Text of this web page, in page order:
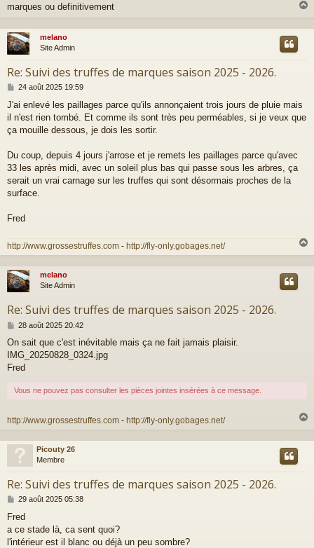
marques ou definitivement
u
melano
Site Admin
Re: Suivi des truffes de marques saison 2025 - 2026.
M
s
s
a
24 août 2025 19:59
J'ai enlevé les paillages parce qu'ils annonçaient trois jours de pluie mais
il n'est rien tombé. Et comme ils sont très peu perméables, si je veux que
ça mouille dessous, je dois les sortir.
Du coup, depuis 4 jours j'arrose et je remets les paillages parce qu'avec
33 les après midi, avec un soleil plus bas qui passe sous les arbres, ça
serait un vrai carnage sur les truffes qui sont désormais proches de la
surface.
Fred
http://www.grossestruffes.com - http://fly-only.gobages.net/
a
melano
Site Admin
Re: Suivi des truffes de marques saison 2025 - 2026.
M
s
s
a
e
28 août 2025 20:42
On sait que c'est inévitable mais ça ne fait jamais plaisir.
IMG_20250828_0324.jpg
Fred
Vous ne pouvez pas consulter les pièces jointes insérées à ce message.
http://www.grossestruffes.com - http://fly-only.gobages.net/
u
Picouty 26
Membre
Re: Suivi des truffes de marques saison 2025 - 2026.
M
s
s
a
29 août 2025 05:38
Fred
a ce stade là, ca sent quoi?
l'intérieur est il blanc ou déjà un peu sombre?